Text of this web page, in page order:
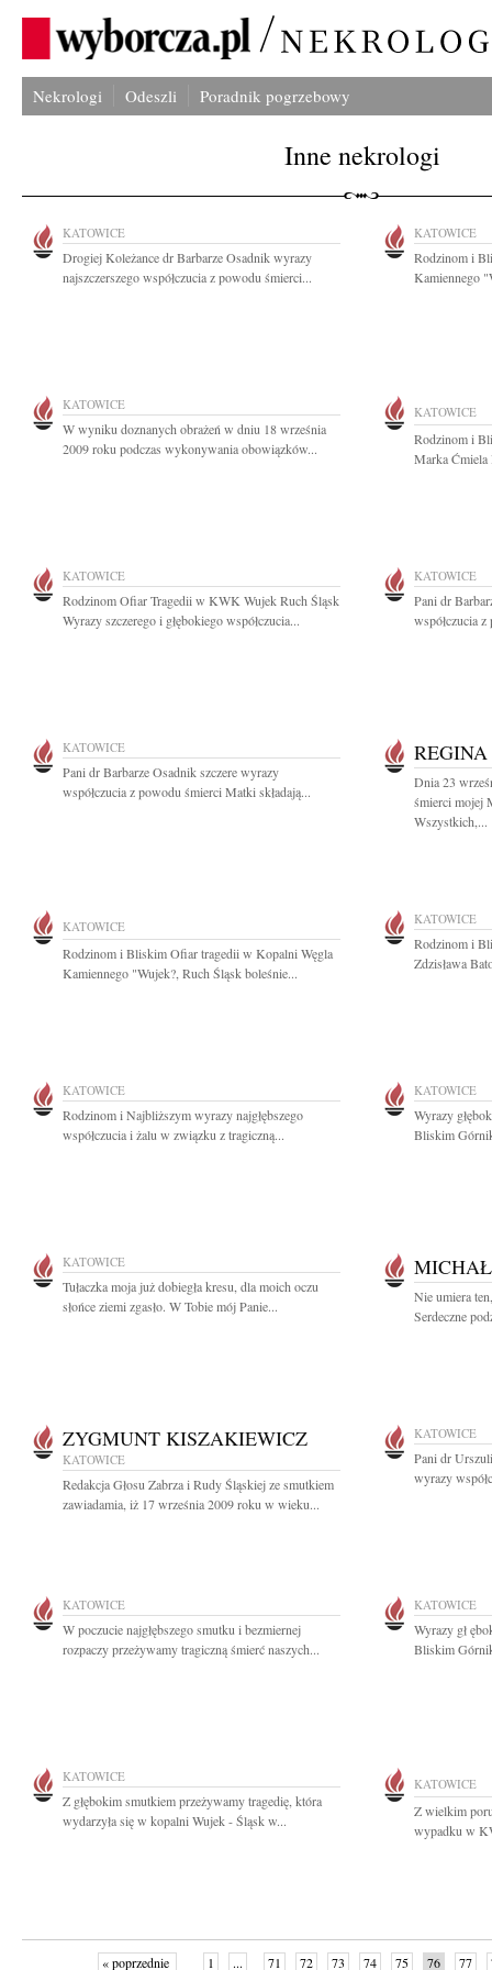
Nekrologi Odeszli Poradnik pogrzebowy
Inne nekrologi
KATOWICE
Drogiej Koleżance dr Barbarze Osadnik wyrazy
najszczerszego współczucia z powodu śmierci...
KATOWICE
Rodzinom i
Kamiennego
KATOWICE
W wyniku doznanych obrażeń w dniu 18 września
2009 roku podczas wykonywania obowiązków...
KATOWICE
Rodzinom i
Marka Ćmiela
KATOWICE
Rodzinom Ofiar Tragedii w KWK Wujek Ruch Śląsk
Wyrazy szczerego i głębokiego współczucia...
KATOWICE
Pani dr
współczucia
KATOWICE
Pani dr Barbarze Osadnik szczere wyrazy
współczucia z powodu śmierci Matki składają...
Dnia 23
śmierci mojej
Wszystkich,...
KATOWICE
Rodzinom i Bliskim Ofiar tragedii w Kopalni Węgla
Kamiennego "Wujek?, Ruch Śląsk boleśnie...
KATOWICE
Rodzinom i
Zdzisława
KATOWICE
Rodzinom i Najbliższym wyrazy najgłębszego
współczucia i żalu w związku z tragiczną...
KATOWICE
Wyrazy
Bliskim
KATOWICE
Tułaczka moja już dobiegła kresu, dla moich oczu
słońce ziemi zgasło. W Tobie mój Panie...
Nie umiera
Serdeczne
ZYGMUNT KISZAKIEWICZ
KATOWICE
Redakcja Głosu Zabrza i Rudy Śląskiej ze smutkiem
zawiadamia, iż 17 września 2009 roku w wieku...
KATOWICE
Pani dr
wyrazy
KATOWICE
W poczucie najgłębszego smutku i bezmiernej
rozpaczy przeżywamy tragiczną śmierć naszych...
KATOWICE
Wyrazy gł
Bliskim
KATOWICE
Z głębokim smutkiem przeżywamy tragedię, która
wydarzyła się w kopalni Wujek - Śląsk w...
KATOWICE
Z wielkim
wypadku w
« poprzednie 1 ... 71 72 73 74 75 76 77